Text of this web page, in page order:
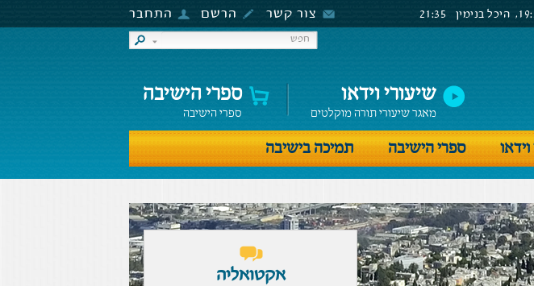
היכל בנימין צור קשר הרשם התחבר
שיעורי וידאו
מאגר שיעורי תורה מוקלטים
ספרי הישיבה
ספרי הישיבה
ספרי הישיבה
תמיכה בישיבה
אקטואליה